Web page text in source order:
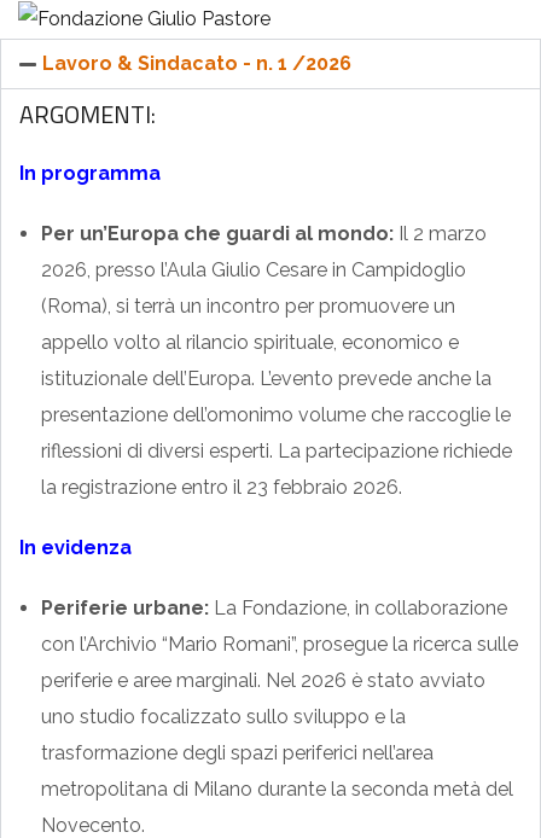
Lavoro & Sindacato - n. 1 /2026
ARGOMENTI:
In programma
Per un’Europa che guardi al mondo: Il 2 marzo
2026, presso l’Aula Giulio Cesare in Campidoglio
(Roma), si terrà un incontro per promuovere un
appello volto al rilancio spirituale, economico e
istituzionale dell’Europa. L’evento prevede anche la
presentazione dell’omonimo volume che raccoglie le
riflessioni di diversi esperti. La partecipazione richiede
la registrazione entro il 23 febbraio 2026.
In evidenza
Periferie urbane: La Fondazione, in collaborazione
con l’Archivio “Mario Romani”, prosegue la ricerca sulle
periferie e aree marginali. Nel 2026 è stato avviato
uno studio focalizzato sullo sviluppo e la
trasformazione degli spazi periferici nell’area
metropolitana di Milano durante la seconda metà del
Novecento.